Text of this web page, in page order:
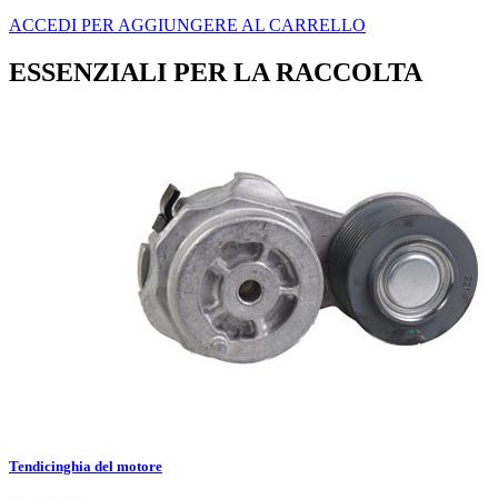
ACCEDI PER AGGIUNGERE AL CARRELLO
ESSENZIALI PER LA RACCOLTA
Tendicinghia del motore